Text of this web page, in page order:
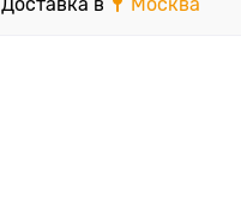
Доставка в Москва